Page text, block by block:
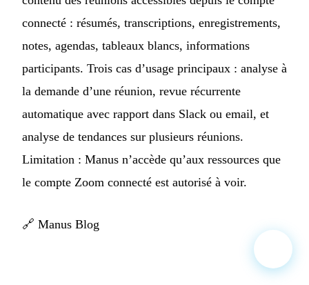
connecté : résumés, transcriptions, enregistrements,
notes, agendas, tableaux blancs, informations
participants. Trois cas d’usage principaux : analyse à
la demande d’une réunion, revue récurrente
automatique avec rapport dans Slack ou email, et
analyse de tendances sur plusieurs réunions.
Limitation : Manus n’accède qu’aux ressources que
le compte Zoom connecté est autorisé à voir.
🔗 Manus Blog